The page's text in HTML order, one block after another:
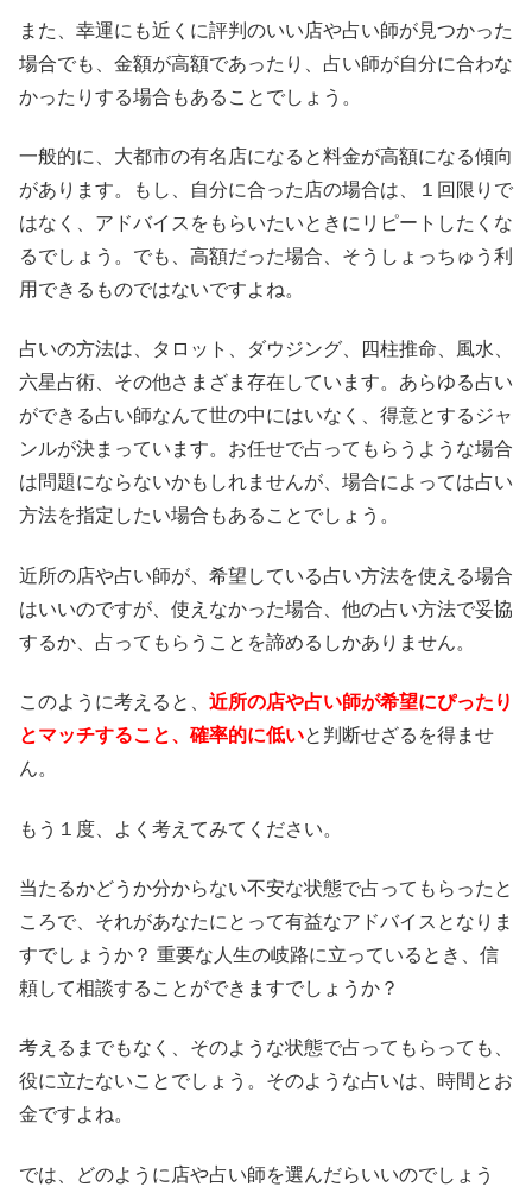
また、幸運にも近くに評判のいい店や占い師が見つかった
場合でも、金額が高額であったり、占い師が自分に合わな
かったりする場合もあることでしょう。
一般的に、大都市の有名店になると料金が高額になる傾向
があります。もし、自分に合った店の場合は、１回限りで
はなく、アドバイスをもらいたいときにリピートしたくな
るでしょう。でも、高額だった場合、そうしょっちゅう利
用できるものではないですよね。
占いの方法は、タロット、ダウジング、四柱推命、風水、
六星占術、その他さまざま存在しています。あらゆる占い
ができる占い師なんて世の中にはいなく、得意とするジャ
ンルが決まっています。お任せで占ってもらうような場合
は問題にならないかもしれませんが、場合によっては占い
方法を指定したい場合もあることでしょう。
近所の店や占い師が、希望している占い方法を使える場合
はいいのですが、使えなかった場合、他の占い方法で妥協
するか、占ってもらうことを諦めるしかありません。
このように考えると、 近所の店や占い師が希望にぴったり
とマッチすること、確率的に低いと判断せざるを得ませ
ん。
もう１度、よく考えてみてください。
当たるかどうか分からない不安な状態で占ってもらったと
ころで、それがあなたにとって有益なアドバイスとなりま
すでしょうか？ 重要な人生の岐路に立っているとき、信
頼して相談することができますでしょうか？
考えるまでもなく、そのような状態で占ってもらっても、
役に立たないことでしょう。そのような占いは、時間とお
金ですよね。
では、どのように店や占い師を選んだらいいのでしょう